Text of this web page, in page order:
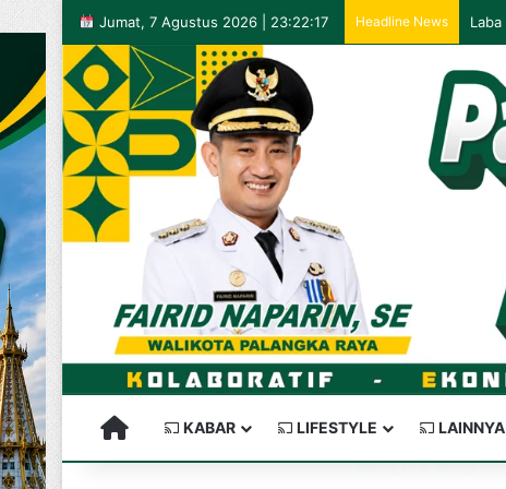
Jumat, 7 Agustus 2026 | 23:22:17 Headline News
PALANGKARAYA SEMAKIN KEREN
KABAR LIFESTYLE LAINNYA